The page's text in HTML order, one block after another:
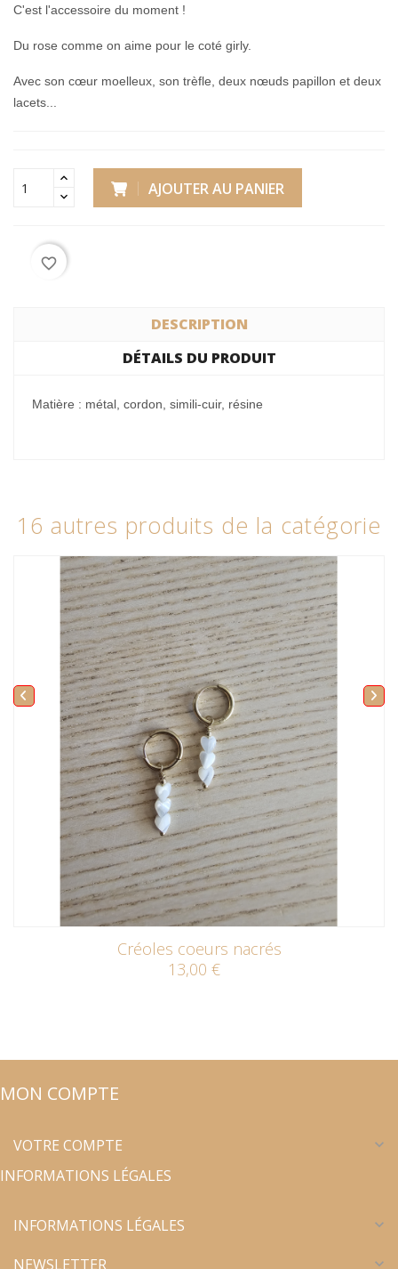
C'est l'accessoire du moment !
Du rose comme on aime pour le coté girly.
Avec son cœur moelleux, son trèfle, deux nœuds papillon et deux
lacets...
AJOUTER AU PANIER
favorite_border
DESCRIPTION
DÉTAILS DU PRODUIT
Matière : métal, cordon, simili-cuir, résine
16 autres produits de la catégorie
Créoles coeurs nacrés
13,00 €
MON COMPTE
VOTRE COMPTE expand_more
INFORMATIONS LÉGALES
INFORMATIONS LÉGALES expand_more
NEWSLETTER expand_more